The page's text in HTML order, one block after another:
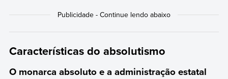
Características do absolutismo
O monarca absoluto e a administração estatal